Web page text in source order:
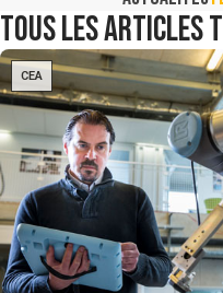
Tous les articles
CEA